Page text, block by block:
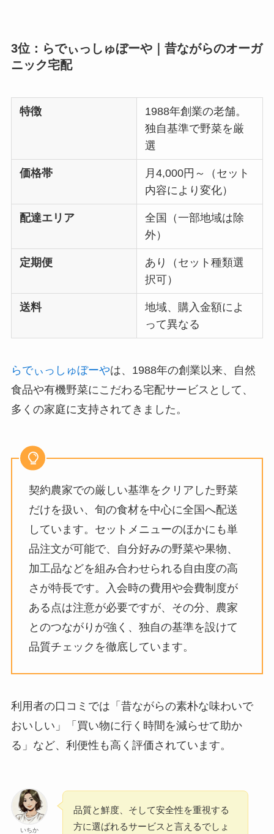
3位：らでぃっしゅぼーや｜昔ながらのオーガ
ニック宅配
特徴
1988年創業の老舗。
独自基準で野菜を厳
選
価格帯
月4,000円～（セット
内容により変化）
配達エリア
全国（一部地域は除
外）
定期便
あり（セット種類選
択可）
送料
地域、購入金額によ
って異なる
らでぃっしゅぼーやは、1988年の創業以来、自然
食品や有機野菜にこだわる宅配サービスとして、
多くの家庭に支持されてきました。
契約農家での厳しい基準をクリアした野菜
だけを扱い、旬の食材を中心に全国へ配送
しています。セットメニューのほかにも単
品注文が可能で、自分好みの野菜や果物、
加工品などを組み合わせられる自由度の高
さが特長です。入会時の費用や会費制度が
ある点は注意が必要ですが、その分、農家
とのつながりが強く、独自の基準を設けて
品質チェックを徹底しています。
利用者の口コミでは「昔ながらの素朴な味わいで
おいしい」「買い物に行く時間を減らせて助か
る」など、利便性も高く評価されています。
いちか
品質と鮮度、そして安全性を重視する
方に選ばれるサービスと言えるでしょ